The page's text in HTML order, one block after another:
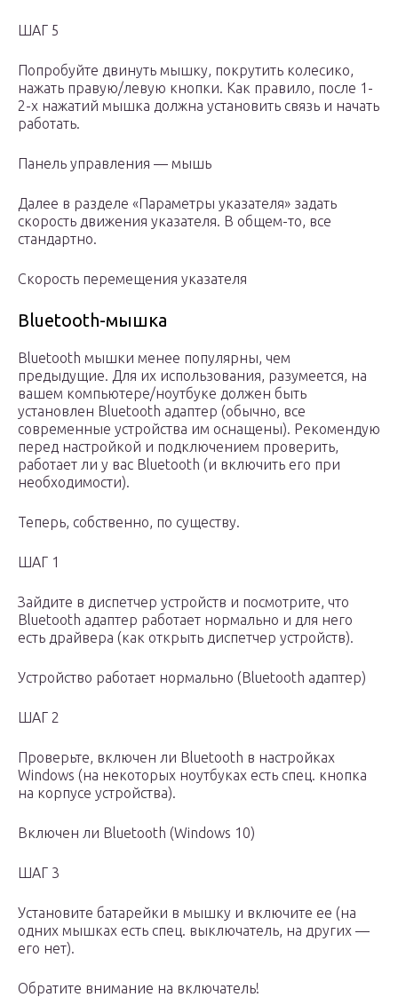
ШАГ 5
Попробуйте двинуть мышку, покрутить колесико,
нажать правую/левую кнопки. Как правило, после 1-
2-х нажатий мышка должна установить связь и начать
работать.
Панель управления — мышь
Далее в разделе «Параметры указателя» задать
скорость движения указателя. В общем-то, все
стандартно.
Скорость перемещения указателя
Bluetooth-мышка
Bluetooth мышки менее популярны, чем
предыдущие. Для их использования, разумеется, на
вашем компьютере/ноутбуке должен быть
установлен Bluetooth адаптер (обычно, все
современные устройства им оснащены). Рекомендую
перед настройкой и подключением проверить,
работает ли у вас Bluetooth (и включить его при
необходимости).
Теперь, собственно, по существу.
ШАГ 1
Зайдите в диспетчер устройств и посмотрите, что
Bluetooth адаптер работает нормально и для него
есть драйвера (как открыть диспетчер устройств).
Устройство работает нормально (Bluetooth адаптер)
ШАГ 2
Проверьте, включен ли Bluetooth в настройках
Windows (на некоторых ноутбуках есть спец. кнопка
на корпусе устройства).
Включен ли Bluetooth (Windows 10)
ШАГ 3
Установите батарейки в мышку и включите ее (на
одних мышках есть спец. выключатель, на других —
его нет).
Обратите внимание на включатель!